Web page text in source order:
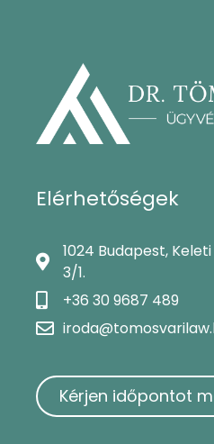
Elérhetőségek
1024 Budapest,
3/1.
+36 30 9687 489
Kérjen időpontot